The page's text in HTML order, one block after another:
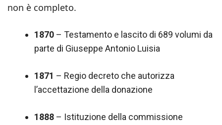
non è completo.
1870 – Testamento e lascito di 689 volumi da
parte di Giuseppe Antonio Luisia
1871 – Regio decreto che autorizza
l’accettazione della donazione
1888 – Istituzione della commissione